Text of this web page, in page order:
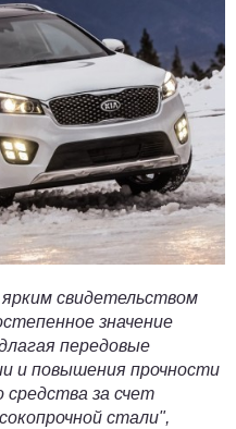
свидетельством
значение
передовые
и повышения прочности
средства за счет
стали",